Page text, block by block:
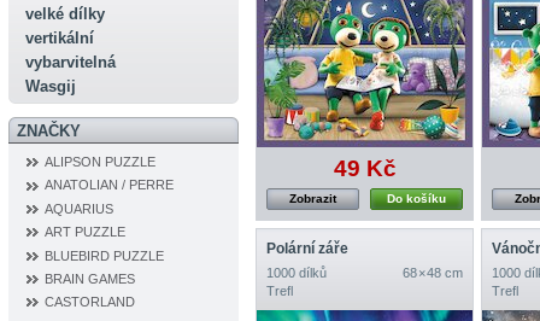
velké dílky
vertikální
vybarvitelná
Wasgij
ZNAČKY
ALIPSON PUZZLE
ANATOLIAN / PERRE
AQUARIUS
ART PUZZLE
BLUEBIRD PUZZLE
BRAIN GAMES
CASTORLAND
49 Kč
Do košíku
Zobrazit
Polární záře
1000 dílků
68 × 48 cm
Trefl
1000
Trefl